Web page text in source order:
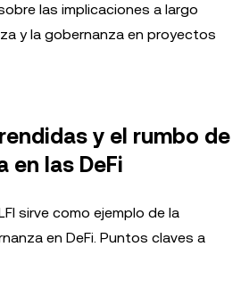
las implicaciones a largo
y la gobernanza en proyectos
y el rumbo de
en las DeFi
sirve como ejemplo de la
en DeFi. Puntos claves a